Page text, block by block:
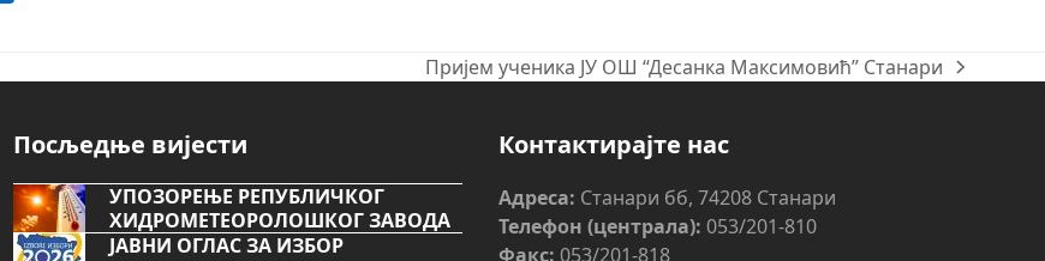
next
Пријем ученика ЈУ ОШ “Десанка Максимовић” Станари
Посљедње вијести
УПОЗОРЕЊЕ РЕПУБЛИЧКОГ
ХИДРОМЕТЕОРОЛОШКОГ ЗАВОДА
ЈАВНИ ОГЛАС ЗА ИЗБОР
Контактирајте нас
Адреса: Станари бб, 74208 Станари
Телефон (централа): 053/201-810
Факс: 053/201-818